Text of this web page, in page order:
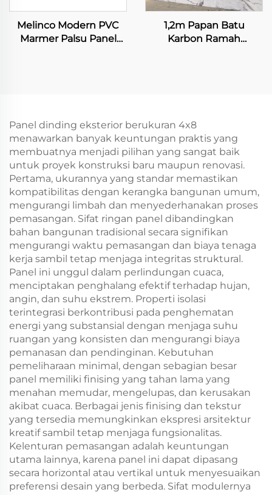
Melinco Modern PVC
Marmer Palsu Panel
1,2m Papan Batu
Karbon Ramah
Panel Dekorasi Interior
Panel dinding eksterior berukuran 4x8
menawarkan banyak keuntungan praktis yang
membuatnya menjadi pilihan yang sangat baik
untuk proyek konstruksi baru maupun renovasi.
Pertama, ukurannya yang standar memastikan
kompatibilitas dengan kerangka bangunan umum,
mengurangi limbah dan menyederhanakan proses
pemasangan. Sifat ringan panel dibandingkan
bahan bangunan tradisional secara signifikan
mengurangi waktu pemasangan dan biaya tenaga
kerja sambil tetap menjaga integritas struktural.
Panel ini unggul dalam perlindungan cuaca,
menciptakan penghalang efektif terhadap hujan,
angin, dan suhu ekstrem. Properti isolasi
terintegrasi berkontribusi pada penghematan
energi yang substansial dengan menjaga suhu
ruangan yang konsisten dan mengurangi biaya
pemanasan dan pendinginan. Kebutuhan
pemeliharaan minimal, dengan sebagian besar
panel memiliki finising yang tahan lama yang
menahan memudar, mengelupas, dan kerusakan
akibat cuaca. Berbagai jenis finising dan tekstur
yang tersedia memungkinkan ekspresi arsitektur
kreatif sambil tetap menjaga fungsionalitas.
Kelenturan pemasangan adalah keuntungan
utama lainnya, karena panel ini dapat dipasang
secara horizontal atau vertikal untuk menyesuaikan
preferensi desain yang berbeda. Sifat modulernya